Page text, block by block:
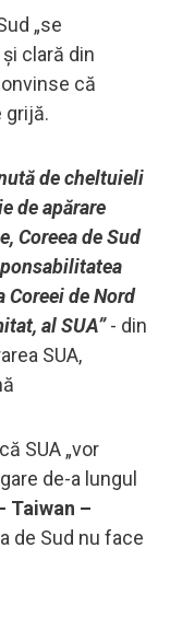
„se
clară din
că
grijă.
de cheltuieli
de apărare
Coreea de Sud
Coreei de Nord
al SUA”- din
SUA,
SUA „vor
de-a lungul
Taiwan –
de Sud nu face